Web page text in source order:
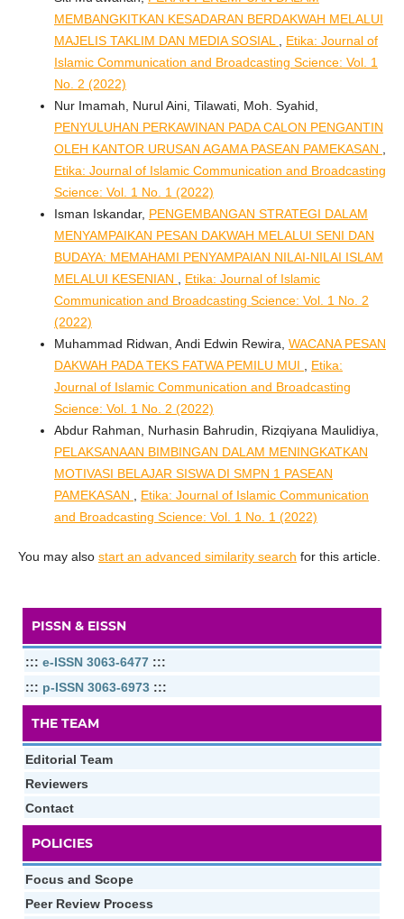
MEMBANGKITKAN KESADARAN BERDAKWAH MELALUI
MAJELIS TAKLIM DAN MEDIA SOSIAL
Etika: Journal of
Islamic Communication and Broadcasting Science: Vol. 1
No. 2 (2022)
Nur Imamah, Nurul Aini, Tilawati, Moh. Syahid,
PENYULUHAN PERKAWINAN PADA CALON PENGANTIN
OLEH KANTOR URUSAN AGAMA PASEAN PAMEKASAN
Etika: Journal of Islamic Communication and Broadcasting
Science: Vol. 1 No. 1 (2022)
Isman Iskandar, PENGEMBANGAN STRATEGI DALAM
MENYAMPAIKAN PESAN DAKWAH MELALUI SENI DAN
BUDAYA: MEMAHAMI PENYAMPAIAN NILAI-NILAI ISLAM
MELALUI KESENIAN
Etika: Journal of Islamic
Communication and Broadcasting Science: Vol. 1 No. 2
(2022)
Muhammad Ridwan, Andi Edwin Rewira, WACANA PESAN
DAKWAH PADA TEKS FATWA PEMILU MUI
Etika:
Journal of Islamic Communication and Broadcasting
Science: Vol. 1 No. 2 (2022)
Abdur Rahman, Nurhasin Bahrudin, Rizqiyana Maulidiya,
PELAKSANAAN BIMBINGAN DALAM MENINGKATKAN
MOTIVASI BELAJAR SISWA DI SMPN 1 PASEAN
PAMEKASAN
Etika: Journal of Islamic Communication
and Broadcasting Science: Vol. 1 No. 1 (2022)
You may also start an advanced similarity search for this article.
PISSN & EISSN
::: e-ISSN 3063-6477 :::
::: p-ISSN 3063-6973:::
THE TEAM
Editorial Team
Reviewers
Contact
POLICIES
Focus and Scope
Peer Review Process